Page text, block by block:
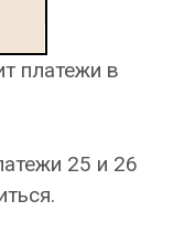
платежи в
25 и 26